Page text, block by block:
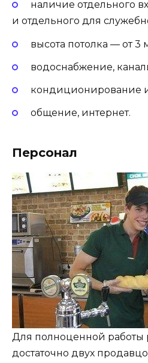
наличие отдельного
и отдельного для
высота потолка — от 3
водоснабжение,
кондиционирование
общение, интернет.
Персонал
Для полноценной работы
достаточно двух